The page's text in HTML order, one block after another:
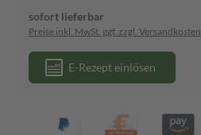
sofort lieferbar
Preise inkl. MwSt. ggf. zzgl. Versandkosten
E-Rezept einlösen